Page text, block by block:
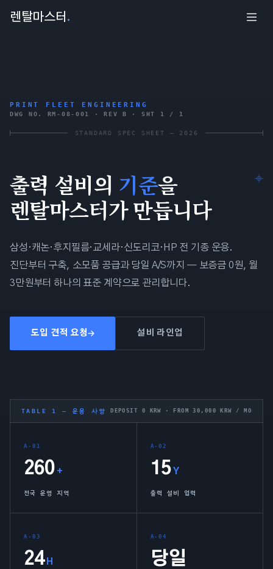
렌탈마스터 .
PRINT FLEET ENGINEERING
DWG NO. RM-08-001 · REV B · SHT 1 / 1
STANDARD SPEC SHEET — 2026
출력 설비의 기준을
렌탈마스터가 만듭니다
삼성·캐논·후지필름·교세라·신도리코·HP 전 기종 운용.
진단부터 구축, 소모품 공급과 당일 A/S까지 — 보증금 0원, 월
3만원부터 하나의 표준 계약으로 관리합니다.
도입 견적 요청 설비 라인업
TABLE 1 — 운용 사양 DEPOSIT 0 KRW · FROM 30,000 KRW / MO
A-01
260 +
전국 운영 지역
A-02
15 Y
출력 설비 업력
A-03
24 H
A-04
당일